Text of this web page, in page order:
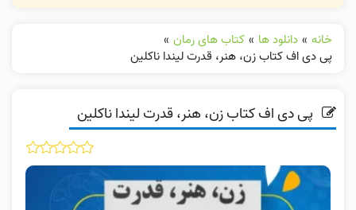
خانه » دانلود ها » کتاب های رمان »
پی دی اف کتاب زن، هنر، قدرت لیندا ناکلین
پی دی اف کتاب زن، هنر، قدرت لیندا ناکلین